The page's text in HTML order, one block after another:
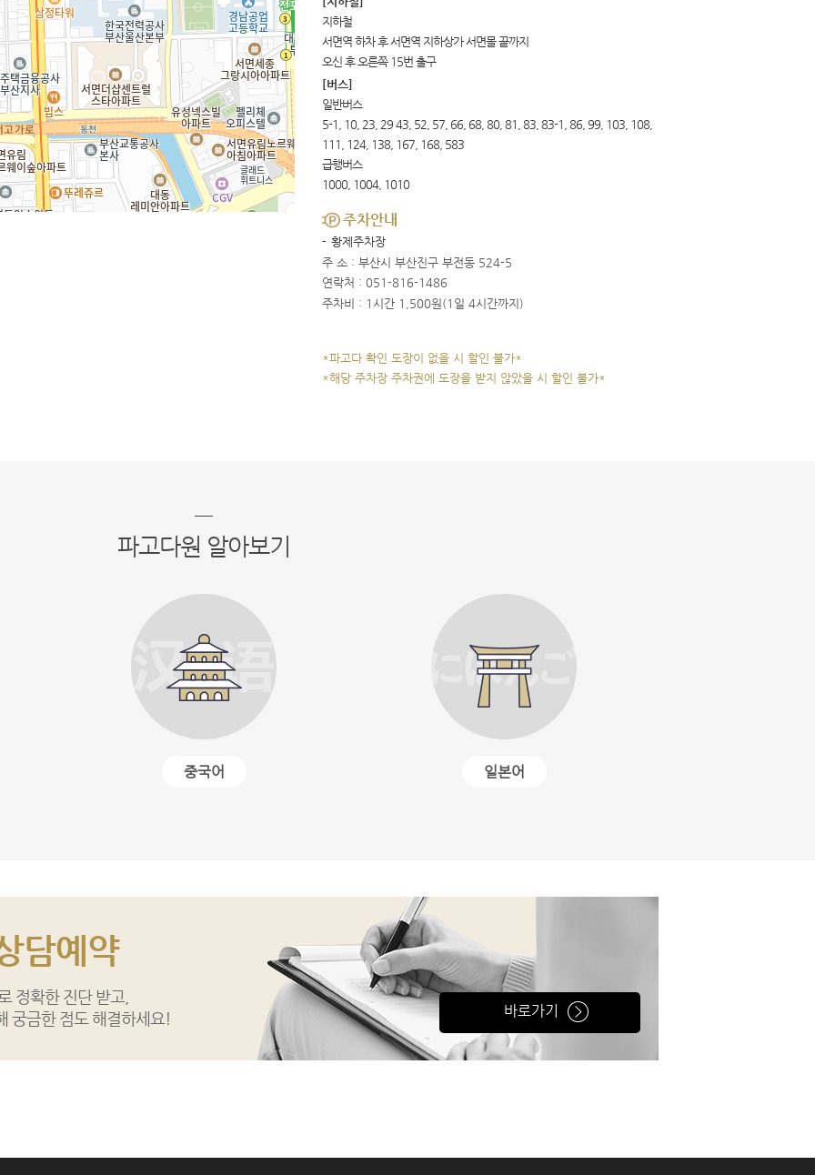
지하철
서면역 하차 후 서면역 지하상가 서면몰 끝까지
오신 후 오른쪽 15번 출구
일반버스
5-1, 10, 23, 29 43, 52, 57, 66, 68, 80, 81, 83, 83-1, 86, 99, 103, 108,
111, 124, 138, 167, 168, 583
급행버스
1000, 1004, 1010
주차안내
황제주차장
주 소 : 부산시 부산진구 부전동 524-5
연락처 : 051-816-1486
주차비 : 1시간 1,500원(1일 4시간까지)
*파고다 확인 도장이 없을 시 할인 불가*
*해당 주차장 주차권에 도장을 받지 않았을 시 할인 불가*
파고다원 알아보기
중국어 일본어
담예약
정확한 진단 받고,
궁금한 점도 해결하세요!
바로가기